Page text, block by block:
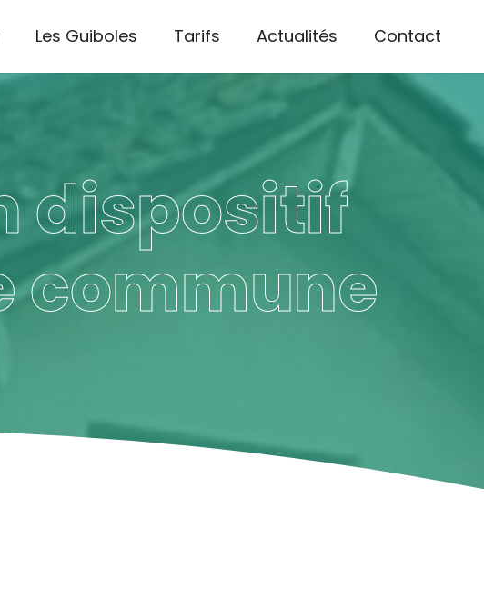
Les Guiboles Tarifs Actualités Contact
dispositif
commune